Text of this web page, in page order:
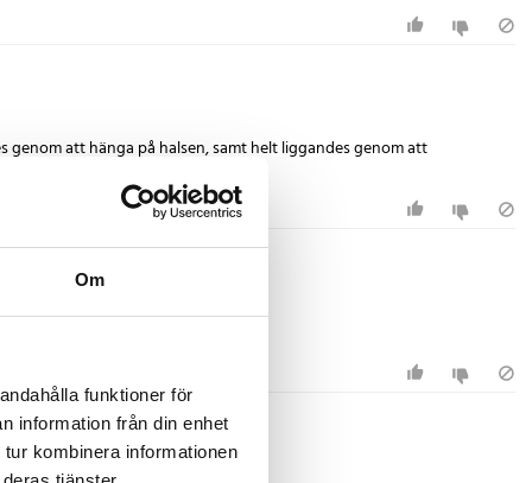
Om
funktioner för
information från din enhet
kombinera informationen
att hänga på halsen, samt helt liggandes genom att